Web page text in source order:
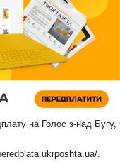
на Голос з-над Бугу,